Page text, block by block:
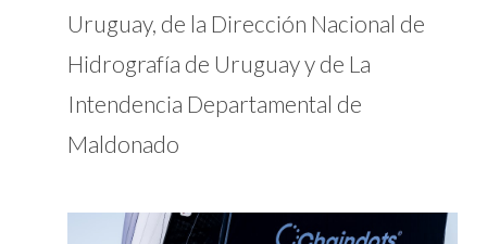
Uruguay, de la Dirección Nacional de
Hidrografía de Uruguay y de La
Intendencia Departamental de
Maldonado